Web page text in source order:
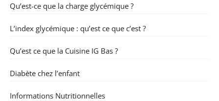
Qu’est-ce que la charge glycémique ?
L’index glycémique : qu’est ce que c’est ?
Qu’est ce que la Cuisine IG Bas ?
Diabète chez l’enfant
Informations Nutritionnelles